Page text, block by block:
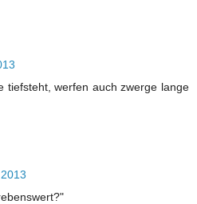
tiefsteht, werfen auch zwerge lange